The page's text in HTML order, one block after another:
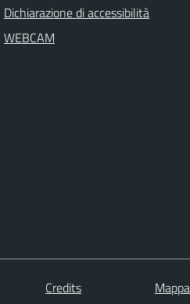
Dichiarazione di accessibilità
WEBCAM
Credits